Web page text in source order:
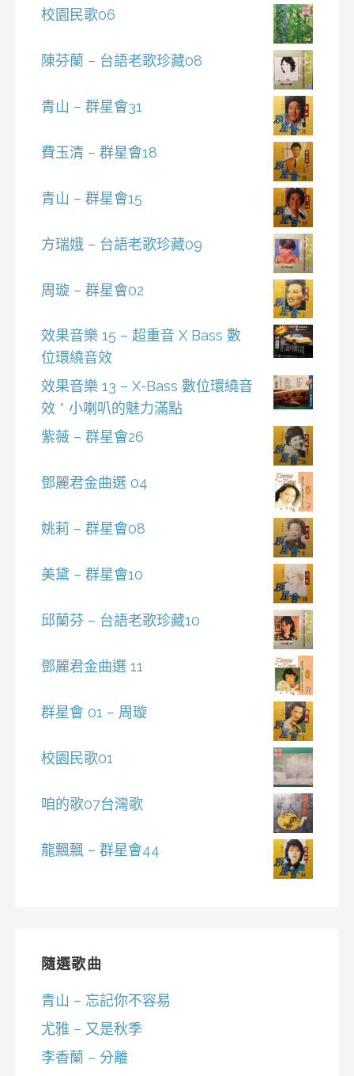
校園民歌06
陳芬蘭 – 台語老歌珍藏08
青山 – 群星會31
費玉清 – 群星會18
青山 – 群星會15
方瑞娥 – 台語老歌珍藏09
周璇 – 群星會02
效果音樂 15 – 超重音 X Bass 數
位環繞音效
效果音樂 13 – X-Bass 數位環繞音
效 * 小喇叭的魅力滿點
紫薇 – 群星會26
鄧麗君金曲選 04
姚莉 – 群星會08
美黛 – 群星會10
邱蘭芬 – 台語老歌珍藏10
鄧麗君金曲選 11
群星會 01 – 周璇
校園民歌01
咱的歌07台灣歌
龍飄飄 – 群星會44
隨選歌曲
青山 – 忘記你不容易
尤雅 – 又是秋季
李香蘭 – 分離